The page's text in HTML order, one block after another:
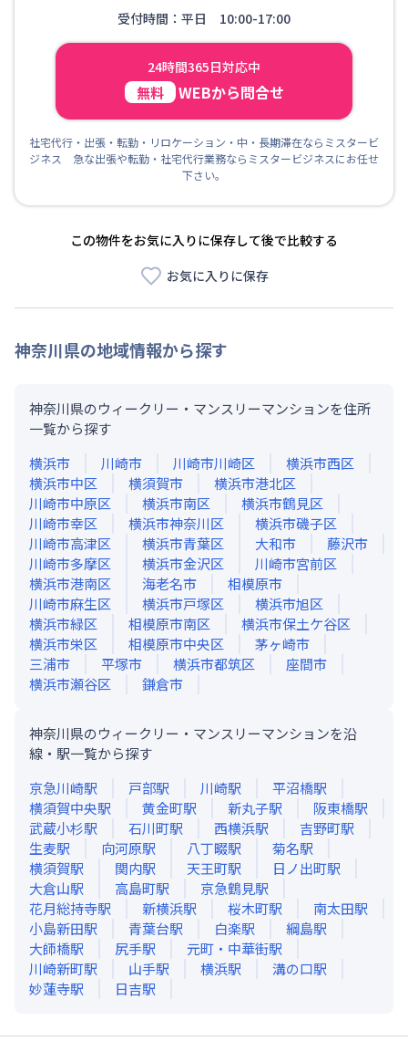
受付時間：平日 10:00-17:00
24時間365日対応中
無料 WEBから問合せ
社宅代行・出張・転勤・リロケーション・中・長期滞在ならミスタービ
ジネス 急な出張や転勤・社宅代行業務ならミスタービジネスにお任せ
下さい。
この物件をお気に入りに保存して後で比較する
お気に入りに保存
神奈川県の地域情報から探す
神奈川県のウィークリー・マンスリーマンションを住所
一覧から探す
横浜市
川崎市 川崎市川崎区
横浜市西区
横浜市中区
横須賀市
横浜市港北区
川崎市中原区
横浜市南区
横浜市鶴見区
川崎市幸区
横浜市神奈川区
横浜市磯子区
川崎市高津区
横浜市青葉区 大和市
藤沢市
川崎市多摩区
横浜市金沢区
川崎市宮前区
横浜市港南区
海老名市
相模原市
川崎市麻生区
横浜市戸塚区
横浜市旭区
横浜市緑区
相模原市南区
横浜市保土ケ谷区
横浜市栄区
相模原市中央区
茅ヶ崎市
三浦市
平塚市 横浜市都筑区
座間市
横浜市瀬谷区
鎌倉市
神奈川県のウィークリー・マンスリーマンションを沿
線・駅一覧から探す
京急川崎駅 戸部駅 川崎駅 平沼橋駅
横須賀中央駅 黄金町駅 新丸子駅 阪東橋駅
武蔵小杉駅 石川町駅 西横浜駅 吉野町駅
生麦駅 向河原駅 八丁畷駅 菊名駅
横須賀駅 関内駅 天王町駅 日ノ出町駅
大倉山駅 高島町駅 京急鶴見駅
花月総持寺駅 新横浜駅 桜木町駅 南太田駅
小島新田駅 青葉台駅 白楽駅 綱島駅
大師橋駅 尻手駅 元町・中華街駅
川崎新町駅 山手駅 横浜駅 溝の口駅
妙蓮寺駅 日吉駅